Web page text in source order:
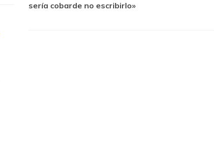
sería cobarde no escribirlo»